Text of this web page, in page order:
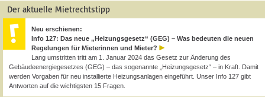
Der aktuelle Mietrechtstipp
Neu erschienen:
Info 127: Das neue „Heizungsgesetz“ (GEG) – Was bedeuten die neuen
Regelungen für Mieterinnen und Mieter?
Lang umstritten tritt am 1. Januar 2024 das Gesetz zur Änderung des
Gebäudeenergiegesetzes (GEG) – das sogenannte „Heizungsgesetz“ – in Kraft. Damit
werden Vorgaben für neu installierte Heizungsanlagen eingeführt. Unser Info 127 gibt
Antworten auf die wichtigsten 15 Fragen.